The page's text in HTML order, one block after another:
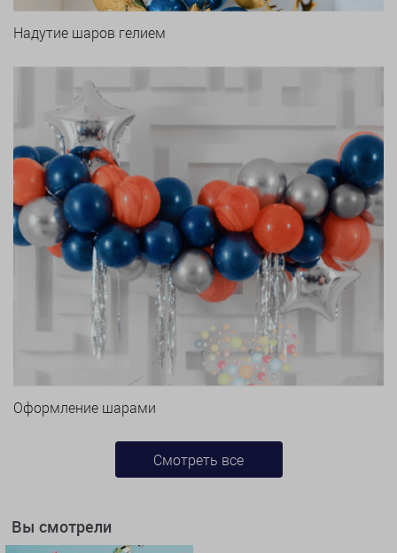
Надутие шаров гелием
Оформление шарами
Смотреть все
Вы смотрели